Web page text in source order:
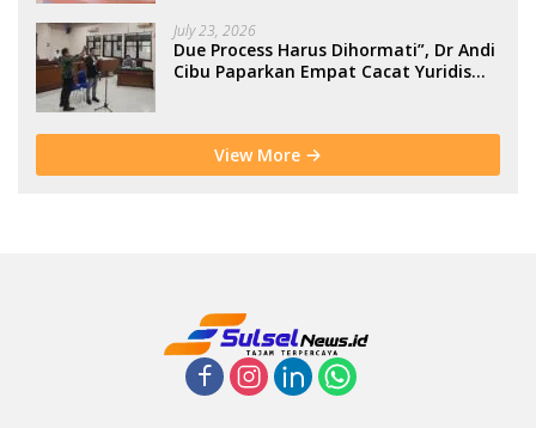
July 23, 2026
Due Process Harus Dihormati”, Dr Andi
Cibu Paparkan Empat Cacat Yuridis
View More